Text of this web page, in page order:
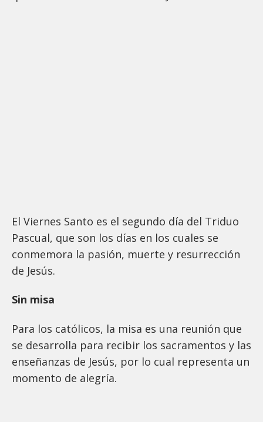
El Viernes Santo es el segundo día del Triduo
Pascual, que son los días en los cuales se
conmemora la pasión, muerte y resurrección
de Jesús.
Sin misa
Para los católicos, la misa es una reunión que
se desarrolla para recibir los sacramentos y las
enseñanzas de Jesús, por lo cual representa un
momento de alegría.